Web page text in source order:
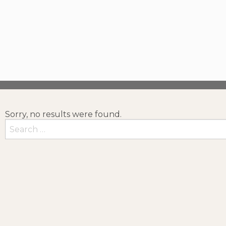
Sorry, no results were found.
Rechercher :